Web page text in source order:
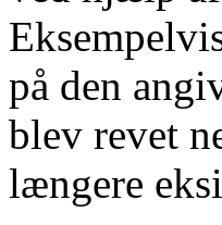
på den
blev revet
længere